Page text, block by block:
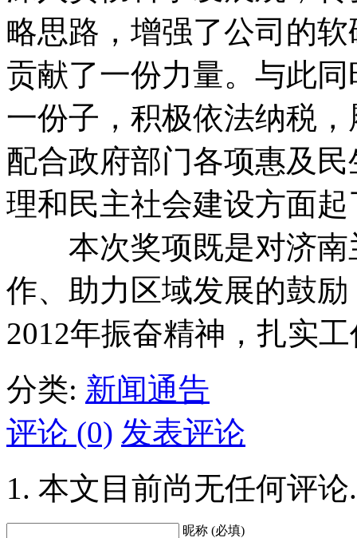
略思路，增强了公司的
贡献了一份力量。与此
一份子，积极依法纳税
配合政府部门各项惠及
理和民主社会建设方面
本次奖项既是对济南
作、助力区域发展的鼓
2012年振奋精神，扎实
分类: 新闻通告
评论 (0) 发表评论
本文目前尚无任何评论.
昵称 (必填)